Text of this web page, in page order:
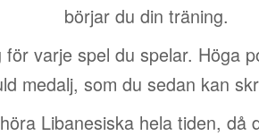
börjar du din träning.
för varje spel du spelar. Höga
medalj, som du sedan kan
Libanesiska hela tiden, då